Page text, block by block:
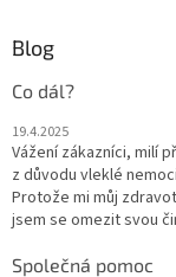
Blog
Co dál?
19.4.2025
Vážení zákazníci, milí
z důvodu vleklé
Protože mi můj
jsem se omezit svou
Společná pomoc